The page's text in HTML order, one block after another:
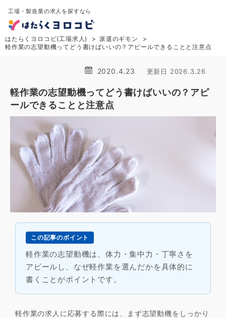
工場・製造業の求人を探すなら
はたらくヨロコビ(工場求人)
派遣のギモン
軽作業の志望動機ってどう書けばいいの？アピールできることと注意点
2020.4.23 更新日 2026.3.26
軽作業の志望動機ってどう書けばいいの？アピ
ールできることと注意点
この記事のポイント
軽作業の志望動機は、体力・集中力・丁寧さを
アピールし、なぜ軽作業を選んだかを具体的に
書くことがポイントです。
軽作業の求人に応募する際には、まず志望動機をしっかり